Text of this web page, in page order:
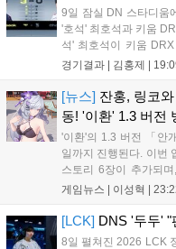
9일 잠실 DN 스타디움
'호석' 최호석과 키움
석' 최호석이 키움
진출했고, '찬'은 탈락
경기결과 | 김홍제 |
[뉴스] 잔홍, 링코
동! '이환' 1.3 버전
'이환'의 1.3 버전 「안
일까지 진행된다. 이번
스토리 6장이 추가되
등장한다. 여름 시즌을
의성도 강화된다. 8월
게임뉴스 | 이성혁 |
[LCK] DNS '두두' "
8일 펼쳐진 2026 LCK